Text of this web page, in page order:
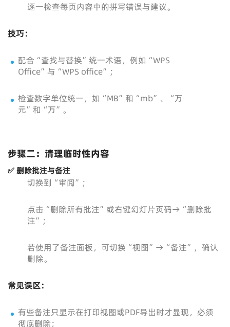
逐一检查每页内容中的拼写错误与建议。
技巧：
配合“查找与替换”统一术语，例如“WPS
Office”与“WPS office”；
检查数字单位统一，如“MB”和“mb”、“万
元”和“万”。
步骤二：清理临时性内容
✅ 删除批注与备注
切换到“审阅”；
点击“删除所有批注”或右键幻灯片页码→“删除批
注”；
若使用了备注面板，可切换“视图”→“备注”，确认
删除。
常见误区：
有些备注只显示在打印视图或PDF导出时才显现，必须
彻底删除；